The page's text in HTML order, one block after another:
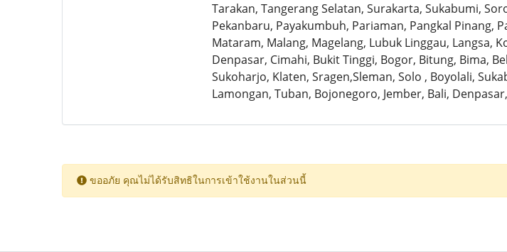
Tarakan, Tangerang Selatan, Surakarta, Sukabumi,
Pekanbaru, Payakumbuh, Pariaman, Pangkal Pinang,
Mataram, Malang, Magelang, Lubuk Linggau, Langsa,
Denpasar, Cimahi, Bukit Tinggi, Bogor, Bitung, Bima,
Sukoharjo, Klaten, Sragen,Sleman, Solo , Boyolali,
Lamongan, Tuban, Bojonegoro, Jember, Bali,
ขออภัย คุณไม่ได้รับสิทธิในการเข้าใช้งานในส่วนนี้